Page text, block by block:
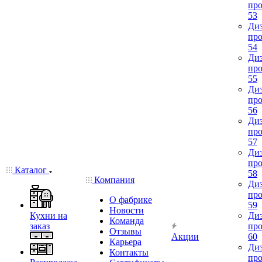
Каталог
Кухни на
заказ
Компания
О фабрике
Новости
Команда
Отзывы
Карьера
Контакты
Акции
53
54
55
56
57
58
59
60